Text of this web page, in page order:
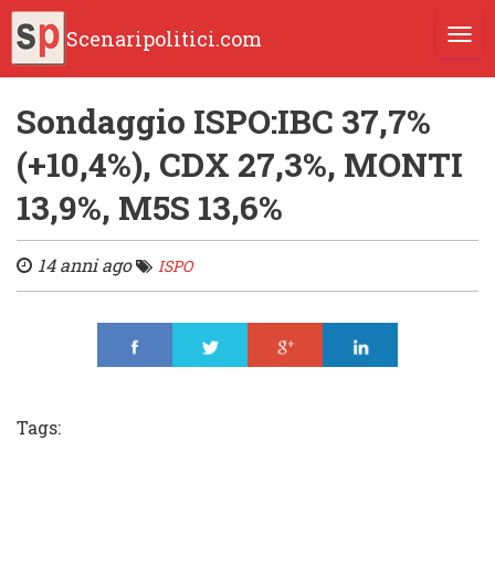
Scenaripolitici.com
Sondaggio ISPO:IBC 37,7%
(+10,4%), CDX 27,3%, MONTI
13,9%, M5S 13,6%
14 anni ago ISPO
Tags: